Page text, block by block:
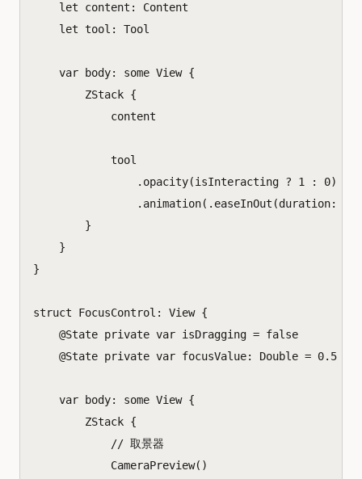
let
content :
Content
let tool : Tool
var body: some View {
ZStack {
content
tool
. opacity(isInteracting ? 1 : 0)
. animation(. easeInOut (duration:
}
}
}
struct FocusControl : View {
@State private var isDragging = false
@State private var focusValue: Double = 0.5
var body: some View {
ZStack {
// 取景器
CameraPreview()